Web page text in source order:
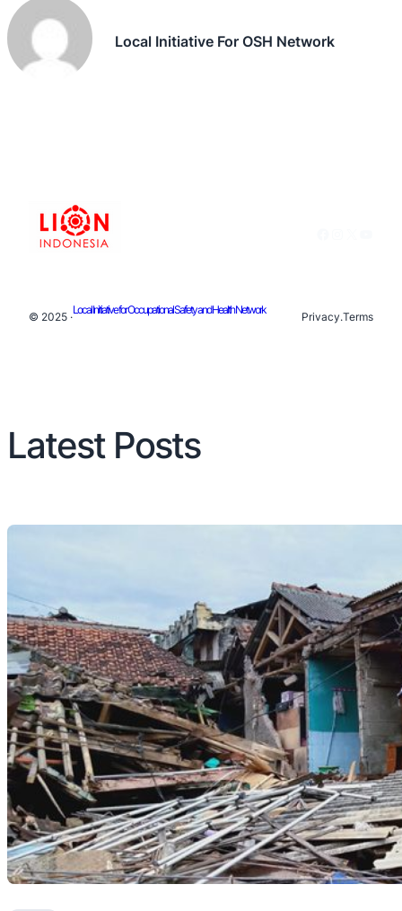
Local Initiative For OSH Network
© 2025 ·
Local Initiative for Occupational Safety and Health Network
Privacy.Terms
Latest Posts